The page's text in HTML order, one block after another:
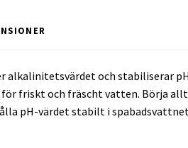
alkalinitetsvärdet och stabiliserar
friskt och fräscht vatten. Börja
pH-värdet stabilt i